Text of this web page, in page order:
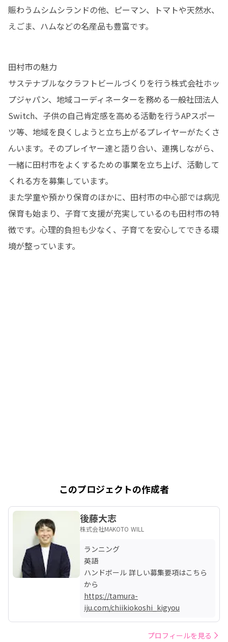
賑わうムシムシランドの他、ピーマン、トマトや天然水、
えごま、ハムなどの名産品も豊富です。
田村市の魅力
サステナブルなクラフトビールづくりを行う株式会社ホッ
プジャパン、地域コーディネーターを務める一般社団法人
Switch、子供の自己肯定感を高める活動を行うAPスポー
ツ等、地域を良くしようと立ち上がるプレイヤーがたくさ
んいます。そのプレイヤー達と語り合い、連携しながら、
一緒に田村市をよくするための事業を立ち上げ、活動して
くれる方を募集しています。
また学童や預かり保育のほかに、田村市の中心部では病児
保育も始まり、子育て支援が充実しているのも田村市の特
徴です。心理的負担も少なく、子育てを安心してできる環
境が整っています。
このプロジェクトの作成者
後藤大志
株式会社MAKOTO WILL
ランニング
英語
ハンドボール 詳しい募集要項はこちら
https://tamura-
iju.com/chiikiokoshi_kigyou
プロフィールを見る